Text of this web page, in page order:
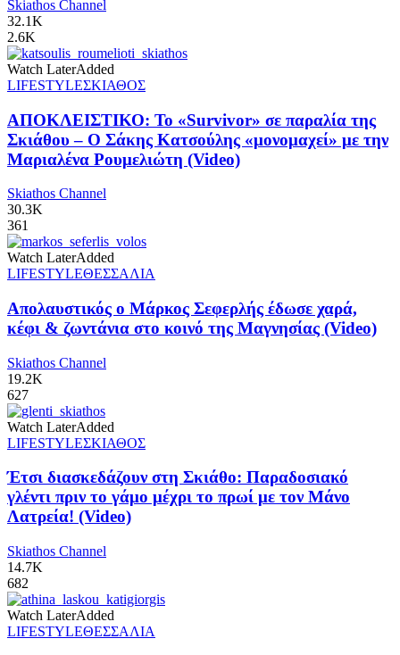
Skiathos Channel
32.1K
2.6K
Watch LaterAdded
LIFESTYLEΣΚΙΑΘΟΣ
ΑΠΟΚΛΕΙΣΤΙΚΟ: Το «Survivor» σε παραλία της
Σκιάθου – Ο Σάκης Κατσούλης «μονομαχεί» με την
Μαριαλένα Ρουμελιώτη (Video)
Skiathos Channel
30.3K
361
Watch LaterAdded
LIFESTYLEΘΕΣΣΑΛΙΑ
Απολαυστικός ο Μάρκος Σεφερλής έδωσε χαρά,
κέφι & ζωντάνια στο κοινό της Μαγνησίας (Video)
Skiathos Channel
19.2K
627
Watch LaterAdded
LIFESTYLEΣΚΙΑΘΟΣ
Έτσι διασκεδάζουν στη Σκιάθο: Παραδοσιακό
γλέντι πριν το γάμο μέχρι το πρωί με τον Μάνο
Λατρεία! (Video)
Skiathos Channel
14.7K
682
Watch LaterAdded
LIFESTYLEΘΕΣΣΑΛΙΑ